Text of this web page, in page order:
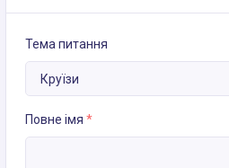
Тема питання
Повне імя *